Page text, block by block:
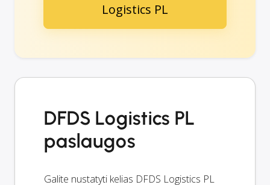
Logistics PL
DFDS Logistics PL
paslaugos
Galite nustatyti kelias DFDS Logistics PL